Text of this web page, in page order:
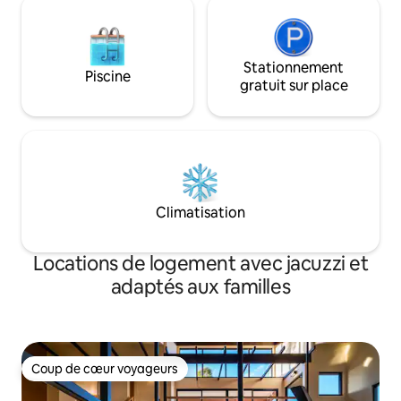
Piscine
Stationnement
gratuit sur place
Climatisation
Locations de logement avec jacuzzi et
adaptés aux familles
Coup de cœur voyageurs
Coup de cœur voyageurs